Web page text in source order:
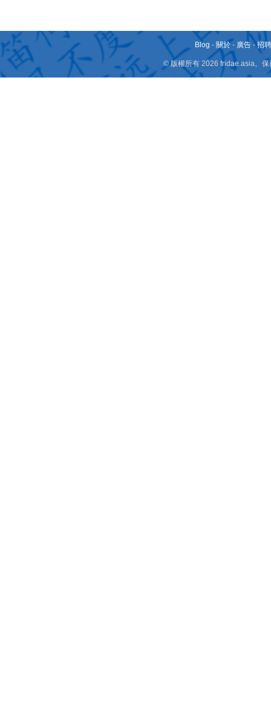
Blog - 關於 - 廣告 -招
© 版權所有 2026 fridae.asia。